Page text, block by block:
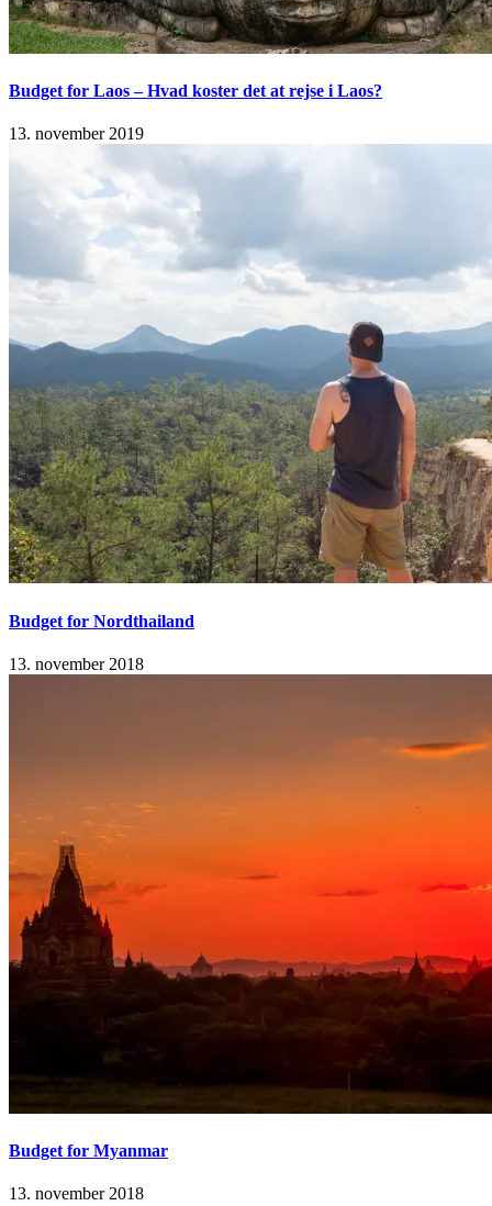
Budget for Laos – Hvad koster det at rejse i Laos?
13. november 2019
Budget for Nordthailand
13. november 2018
Budget for Myanmar
13. november 2018